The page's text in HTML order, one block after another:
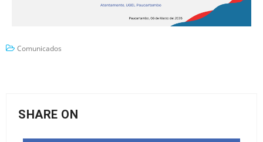
Comunicados
SHARE ON